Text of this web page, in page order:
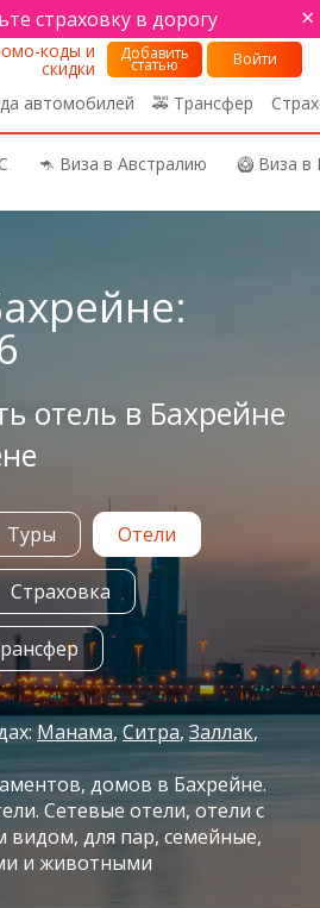
страховку в дорогу ×
автомобилей 🚕 Трансфер
коды и
скидки
Добавить
статью Войти
🦘 Виза в Австралию 🥝 Виза
отель в Бахрейне
Туры Отели
Страховка
Манама Ситра Заллак
домов в Бахрейне.
Сетевые отели, отели с
видом, для пар, семейные,
и животными